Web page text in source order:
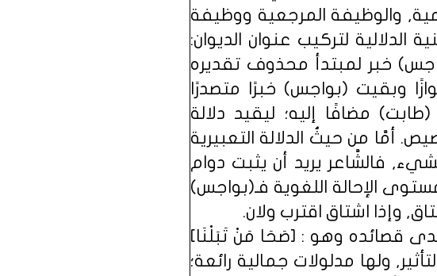
والوظيفة المرجعية ووظيفة
الدلالية لتركيب عنوان الديوان:
خبر لمبتدأ محذوف تقديره
وبقيت (بواجس) خبرًا متصدرًا
مضافًا إليه؛ ليقيد دلالة
أمَّا من حيثُ الدلالة التعبيرية
فالشَّاعر يريد أن يثبت دوام
الإحالة اللغوية فـ(بواجس)
وإذا اشتاق اقترب ولان.
قصائده وهو : [صَحَا مَنْ تَبَلْنَا]
ولها مدلولات جمالية رائعة؛